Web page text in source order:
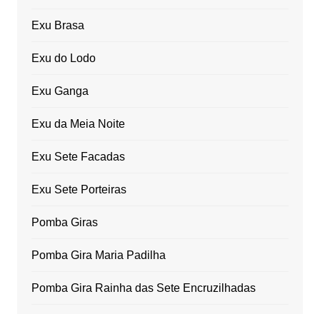
Exu Brasa
Exu do Lodo
Exu Ganga
Exu da Meia Noite
Exu Sete Facadas
Exu Sete Porteiras
Pomba Giras
Pomba Gira Maria Padilha
Pomba Gira Rainha das Sete Encruzilhadas